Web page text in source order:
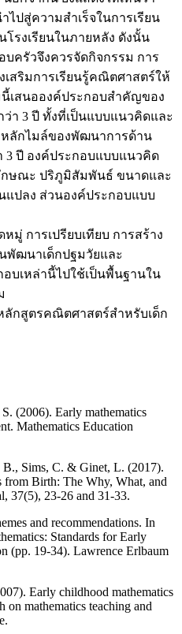
ปสู่ความสำเร็จในการเรียน
รงเรียนในภายหลัง ดังนั้น
ครัวจึงควรจัดกิจกรรม การ
เสริมการเรียนรู้คณิตศาสตร์ให้
เสนอองค์ประกอบสำคัญของ
า 3 ปี ทั้งที่เป็นแบบแนวคิดและ
หลักไมล์ของพัฒนาการด้าน
3 ปี องค์ประกอบแบบแนวคิด
ษณะ ปริภูมิสัมพันธ์ ขนาดและ
แปลง ส่วนองค์ประกอบแบบ
มู่ การเปรียบเทียบ การสร้าง
พัฒนาเด็กปฐมวัยและ
บเหล่านี้ไปใช้เป็นพื้นฐานใน
ลักสูตรคณิตศาสตร์สำหรับเด็ก
(2006). Early mathematics
Mathematics Education
Sims, C. & Ginet, L. (2017).
Birth: The Why, What, and
37(5), 23-26 and 31-33.
and recommendations. In
Standards for Early
(pp. 19-34). Lawrence Erlbaum
Early childhood mathematics
on mathematics teaching and